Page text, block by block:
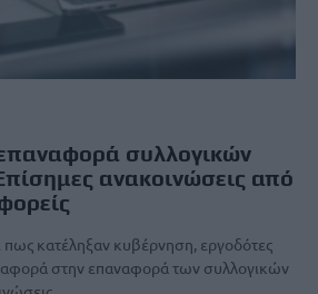
συλλογικών
ανακοινώσεις από
κατέληξαν κυβέρνηση, εργοδότες
αφορά στην επαναφορά των συλλογικών